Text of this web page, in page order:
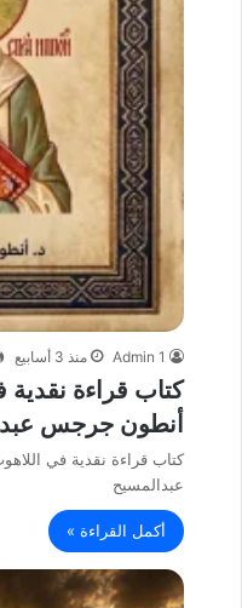
Admin 1 منذ 3 أسابيع
كتاب قراءة
أنطون جرجس
كتاب قراءة نقدية في
عبدالمسيح
أكمل القراءة »